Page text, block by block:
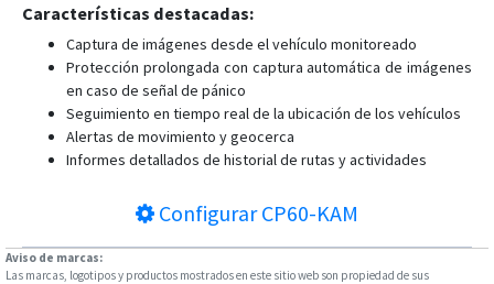
Características destacadas:
Captura de imágenes desde el vehículo monitoreado
Protección prolongada con captura automática de imágenes
en caso de señal de pánico
Seguimiento en tiempo real de la ubicación de los vehículos
Alertas de movimiento y geocerca
Informes detallados de historial de rutas y actividades
ConfigurarCP60-KAM
Aviso de marcas:
Las marcas, logotipos y productos mostrados en este sitio web son propiedad de sus